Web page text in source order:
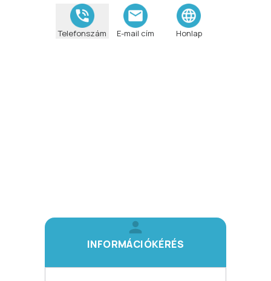
Telefonszám E-mail cím Honlap
INFORMÁCIÓKÉRÉS